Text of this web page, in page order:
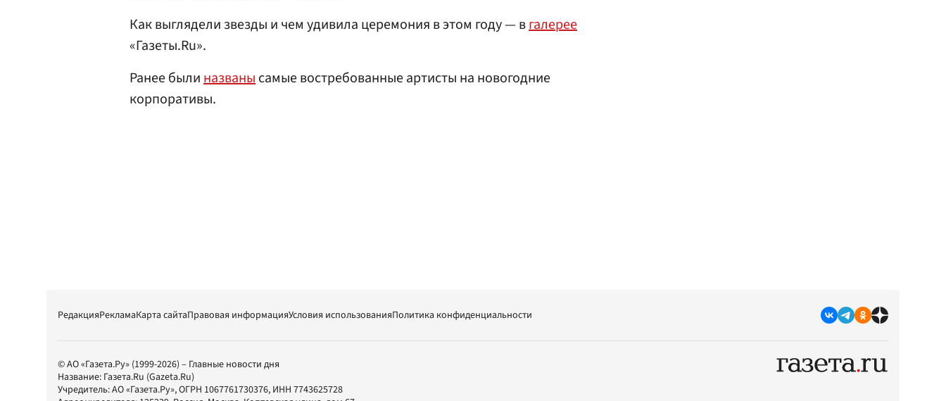
Как выглядели звезды и чем удивила церемония в этом году — вгалерее
«Газеты.Ru».
Ранее былиназванысамые востребованные артисты на новогодние
корпоративы.
РедакцияРекламаКарта сайтаПравовая информацияУсловия использованияПолитика конфиденциальности
© АО «Газета.Ру» (1999-2026) – Главные новости дня
Название: Газета.Ru (Gazeta.Ru)
Учредитель:АО «Газета.Ру», ОГРН 1067761730376, ИНН 7743625728